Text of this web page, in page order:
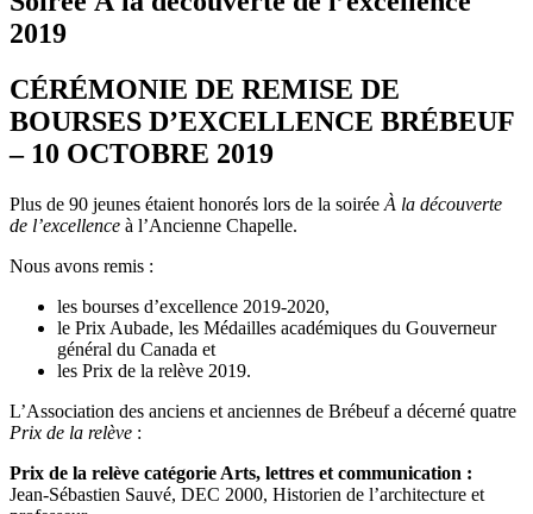
2019
CÉRÉMONIE DE REMISE DE
BOURSES D’EXCELLENCE BRÉBEUF
– 10 OCTOBRE 2019
Plus de 90 jeunes étaient honorés lors de la soirée À la découverte
de l’excellence à l’Ancienne Chapelle.
Nous avons remis :
les bourses d’excellence 2019-2020,
le Prix Aubade, les Médailles académiques du Gouverneur
général du Canada et
les Prix de la relève 2019.
L’Association des anciens et anciennes de Brébeuf a décerné quatre
Prix de la relève :
Prix de la relève catégorie Arts, lettres et communication :
Jean-Sébastien Sauvé, DEC 2000, Historien de l’architecture et